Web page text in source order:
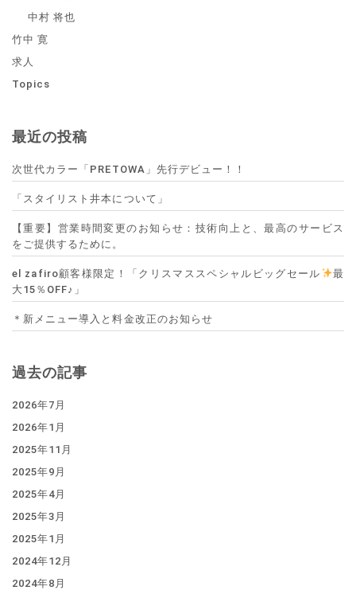
中村 将也
竹中 寛
求人
Topics
最近の投稿
次世代カラー「PRETOWA」先行デビュー！！
「スタイリスト井本について」
【重要】営業時間変更のお知らせ：技術向上と、最高のサービス
をご提供するために。
el zafiro顧客様限定！「クリスマススペシャルビッグセール
最
大15％OFF♪」
＊新メニュー導入と料金改正のお知らせ
過去の記事
2026年7月
2026年1月
2025年11月
2025年9月
2025年4月
2025年3月
2025年1月
2024年12月
2024年8月